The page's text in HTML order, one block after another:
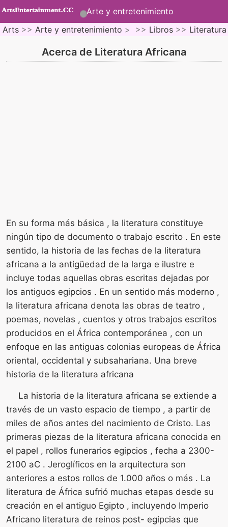
Arte y entretenimiento
Arts >> Arte y entretenimiento > >> Libros >> Literatura
Acerca de Literatura Africana
En su forma más básica , la literatura constituye
ningún tipo de documento o trabajo escrito . En este
sentido, la historia de las fechas de la literatura
africana a la antigüedad de la larga e ilustre e
incluye todas aquellas obras escritas dejadas por
los antiguos egipcios . En un sentido más moderno ,
la literatura africana denota las obras de teatro ,
poemas, novelas , cuentos y otros trabajos escritos
producidos en el África contemporánea , con un
enfoque en las antiguas colonias europeas de África
oriental, occidental y subsahariana. Una breve
historia de la literatura africana
La historia de la literatura africana se extiende a
través de un vasto espacio de tiempo , a partir de
miles de años antes del nacimiento de Cristo. Las
primeras piezas de la literatura africana conocida en
el papel , rollos funerarios egipcios , fecha a 2300-
2100 aC . Jeroglíficos en la arquitectura son
anteriores a estos rollos de 1.000 años o más . La
literatura de África sufrió muchas etapas desde su
creación en el antiguo Egipto , incluyendo Imperio
Africano literatura de reinos post- egipcias que